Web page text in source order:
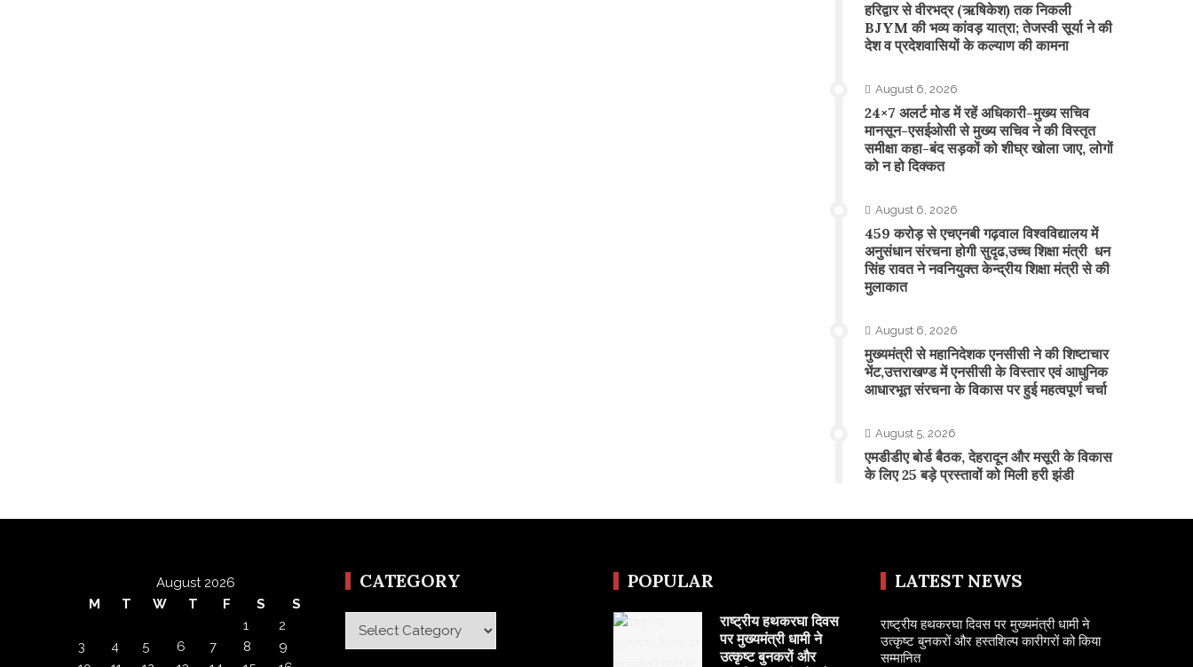
​हरिद्वार से वीरभद्र (ऋषिकेश) तक निकली
BJYM की भव्य कांवड़ यात्रा; तेजस्वी सूर्या ने की
देश व प्रदेशवासियों के कल्याण की कामना
August 6, 2026
24×7 अलर्ट मोड में रहें अधिकारी-मुख्य सचिव
मानसून-एसईओसी से मुख्य सचिव ने की विस्तृत
समीक्षा कहा-बंद सड़कों को शीघ्र खोला जाए, लोगों
को न हो दिक्कत
August 6, 2026
459 करोड़ से एचएनबी गढ़वाल विश्वविद्यालय में
अनुसंधान संरचना होगी सुदृढ,उच्च शिक्षा मंत्री धन
सिंह रावत ने नवनियुक्त केन्द्रीय शिक्षा मंत्री से की
मुलाकात
August 6, 2026
मुख्यमंत्री से महानिदेशक एनसीसी ने की शिष्टाचार
भेंट,उत्तराखण्ड में एनसीसी के विस्तार एवं आधुनिक
आधारभूत संरचना के विकास पर हुई महत्वपूर्ण चर्चा
August 5, 2026
एमडीडीए बोर्ड बैठक, देहरादून और मसूरी के विकास
के लिए 25 बड़े प्रस्तावों को मिली हरी झंडी
August 2026
M
T W T F S
S
1
2
3
4 5 6 7 8
9
CATEGORY
Category
POPULAR
राष्ट्रीय हथकरघा दिवस
पर मुख्यमंत्री धामी ने
उत्कृष्ट बुनकरों और
LATEST NEWS
राष्ट्रीय हथकरघा दिवस पर मुख्यमंत्री धामी ने
उत्कृष्ट बुनकरों और हस्तशिल्प कारीगरों को किया
सम्मानित